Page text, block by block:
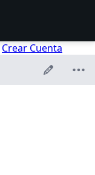
Crear Cuenta